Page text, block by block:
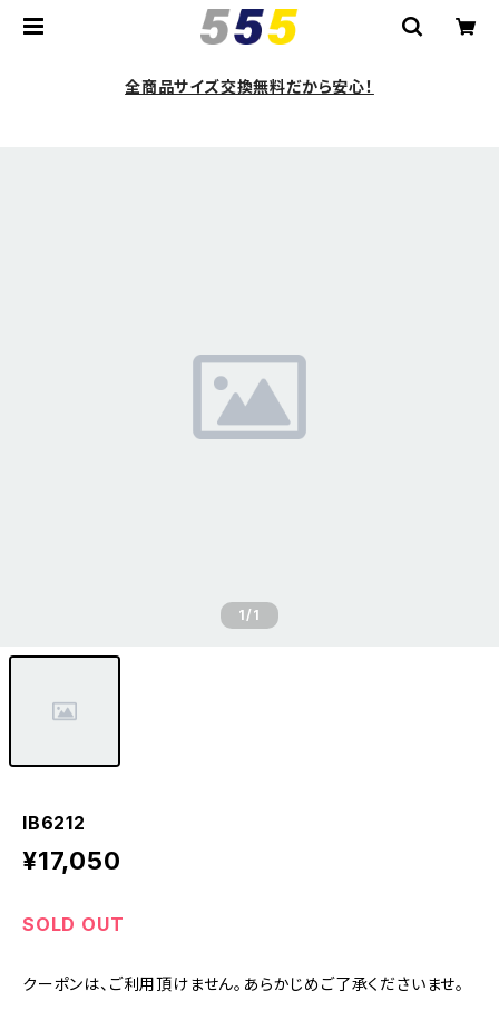
全商品サイズ交換無料だから安心！
1/1
IB6212
¥17,050
SOLD OUT
クーポンは、ご利用頂けません。あらかじめご了承くださいませ。